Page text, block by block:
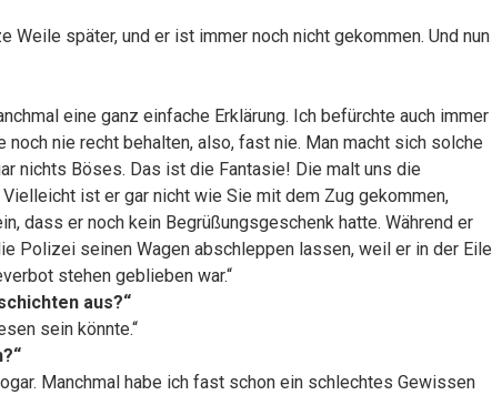
Weile später, und er ist immer noch nicht gekommen. Und nun
eine ganz einfache Erklärung. Ich befürchte auch immer
nie recht behalten, also, fast nie. Man macht sich solche
nichts Böses. Das ist die Fantasie! Die malt uns die
ist er gar nicht wie Sie mit dem Zug gekommen,
dass er noch kein Begrüßungsgeschenk hatte. Während er
Polizei seinen Wagen abschleppen lassen, weil er in der Eile
stehen geblieben war.“
aus?“
sein könnte.“
Manchmal habe ich fast schon ein schlechtes Gewissen